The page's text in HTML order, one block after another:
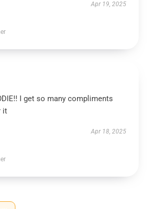
Apr 19, 2025
I get so many compliments
it
Apr 18, 2025